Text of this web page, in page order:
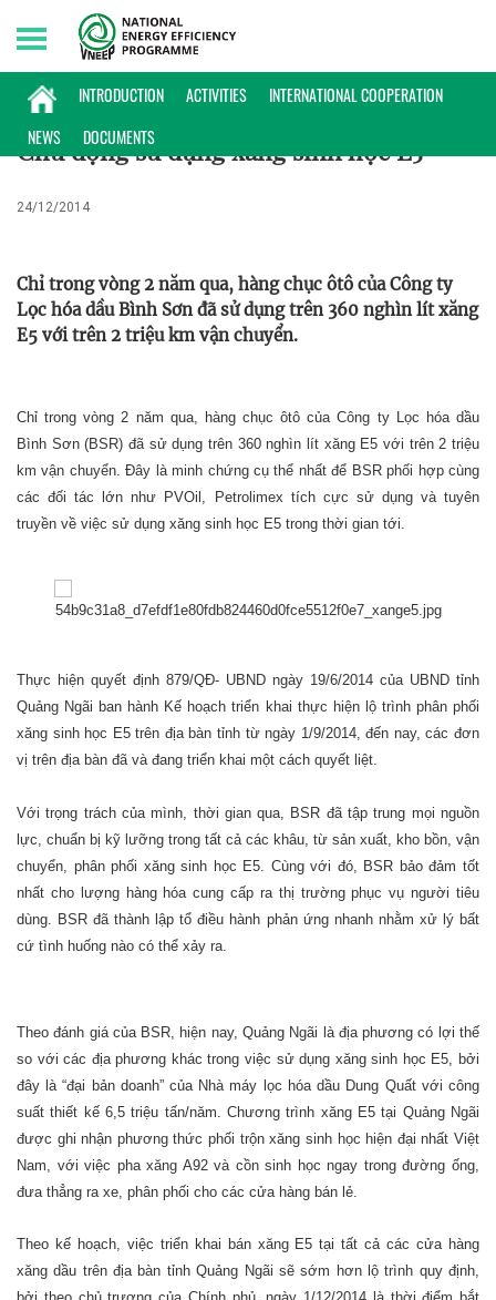
INTRODUCTION ACTIVITIES
INTERNATIONAL COOPERATION
NEWS
DOCUMENTS
Thursday, 06/08/2026 | 20:15 GMT+7
PHỔ BIẾN KIẾN THỨC
Chủ động sử dụng xăng sinh học E5
24/12/2014
Chỉ trong vòng 2 năm qua, hàng chục ôtô của Công ty
Lọc hóa dầu Bình Sơn đã sử dụng trên 360 nghìn lít xăng
E5 với trên 2 triệu km vận chuyển.
Chỉ trong vòng 2 năm qua, hàng chục ôtô của Công ty Lọc hóa dầu
Bình Sơn (BSR) đã sử dụng trên 360 nghìn lít xăng E5 với trên 2 triệu
km vận chuyển. Đây là minh chứng cụ thể nhất để BSR phối hợp cùng
các đối tác lớn như PVOil, Petrolimex tích cực sử dụng và tuyên
truyền về việc sử dụng xăng sinh học E5 trong thời gian tới.
Thực hiện quyết định 879/QĐ- UBND ngày 19/6/2014 của UBND tỉnh
Quảng Ngãi ban hành Kế hoạch triển khai thực hiện lộ trình phân phối
xăng sinh học E5 trên địa bàn tỉnh từ ngày 1/9/2014, đến nay, các đơn
vị trên địa bàn đã và đang triển khai một cách quyết liệt.
Với trọng trách của mình, thời gian qua, BSR đã tập trung mọi nguồn
lực, chuẩn bị kỹ lưỡng trong tất cả các khâu, từ sản xuất, kho bồn, vận
chuyển, phân phối xăng sinh học E5. Cùng với đó, BSR bảo đảm tốt
nhất cho lượng hàng hóa cung cấp ra thị trường phục vụ người tiêu
dùng. BSR đã thành lập tổ điều hành phản ứng nhanh nhằm xử lý bất
cứ tình huống nào có thể xảy ra.
Theo đánh giá của BSR, hiện nay, Quảng Ngãi là địa phương có lợi thế
so với các địa phương khác trong việc sử dụng xăng sinh học E5, bởi
đây là “đại bản doanh” của Nhà máy lọc hóa dầu Dung Quất với công
suất thiết kế 6,5 triệu tấn/năm. Chương trình xăng E5 tại Quảng Ngãi
được ghi nhận phương thức phối trộn xăng sinh học hiện đại nhất Việt
Nam, với việc pha xăng A92 và cồn sinh học ngay trong đường ống,
đưa thẳng ra xe, phân phối cho các cửa hàng bán lẻ.
Theo kế hoạch, việc triển khai bán xăng E5 tại tất cả các cửa hàng
xăng dầu trên địa bàn tỉnh Quảng Ngãi sẽ sớm hơn lộ trình quy định,